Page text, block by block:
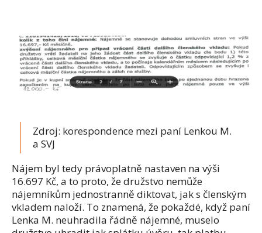
Zdroj: korespondence mezi paní Lenkou M.
a SVJ
Nájem byl tedy právoplatně nastaven na výši
16.697 Kč, a to proto, že družstvo nemůže
nájemníkům jednostranně diktovat, jak s členským
vkladem naloží. To znamená, že pokaždé, když paní
Lenka M. neuhradila řádně nájemné, muselo